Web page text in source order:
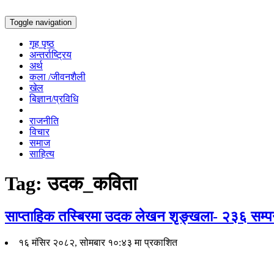
Toggle navigation
गृह पृष्ठ
अन्तर्राष्ट्रिय
अर्थ
कला /जीवनशैली
खेल
बिज्ञान/प्रविधि
राजनीति
विचार
समाज
साहित्य
Tag:उदक_कविता
साप्ताहिक तस्बिरमा उदक लेखन शृङ्खला- २३६
१६ मंसिर २०८२, सोमबार १०:४३ मा प्रकाशित